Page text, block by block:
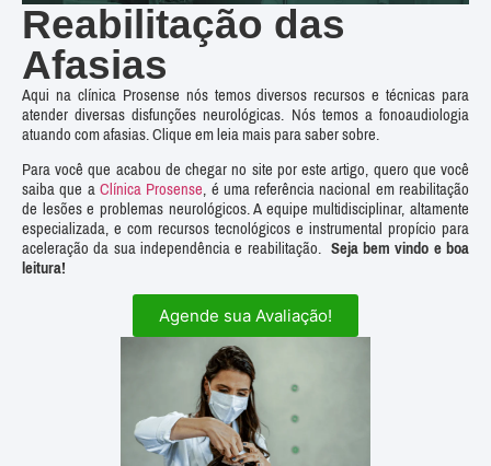
Reabilitação das
Afasias
Aqui na clínica Prosense nós temos diversos recursos e técnicas para
atender diversas disfunções neurológicas. Nós temos a fonoaudiologia
atuando com afasias. Clique em leia mais para saber sobre.
Para você que acabou de chegar no site por este artigo, quero que você
saiba que aClínica Prosense, é uma referência nacional em reabilitação
de lesões e problemas neurológicos. A equipe multidisciplinar, altamente
especializada, e com recursos tecnológicos e instrumental propício para
aceleração da sua independência e reabilitação. Seja bem vindo e boa
leitura!
Agende sua Avaliação!